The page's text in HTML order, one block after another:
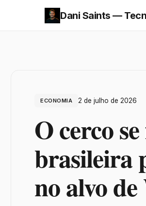
ECONOMIA 2 de julho de 2026
O cerco
brasileira
no alvo